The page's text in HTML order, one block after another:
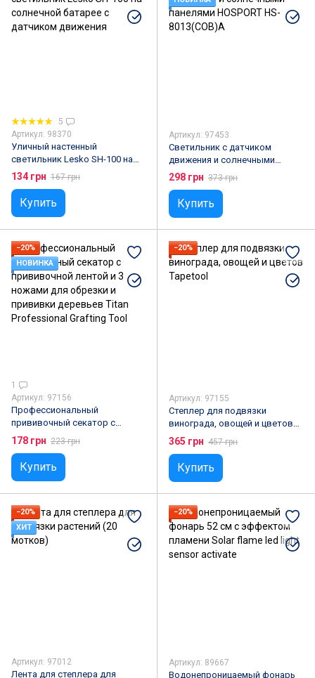
5
Артикул: 98370
Уличный настенный
светильник Lesko SH-100 на
солнечной батарее с
датчиком движения
134 грн 167 грн
Купить
Артикул: 97453
Светильник с датчиком
движения и солнечными
панелями HOSPORT HS-
8013(COB)A
298 грн 373 грн
Купить
−20%
НОВИНКА
1
Артикул: 97156
Профессиональный
прививочный секатор с
прививочной лентой и 3
ножами для обрезки и
прививки деревьев Titan
Professional Grafting Tool
178 грн 223 грн
Купить
−20%
Артикул: 97155
Степлер для подвязки
винограда, овощей и цветов
Tapetool
365 грн 457 грн
Купить
−20%
ХИТ
Артикул: 97012
Лента для степлера для
−20%
Артикул: 89667
Водонепроницаемый фонарь